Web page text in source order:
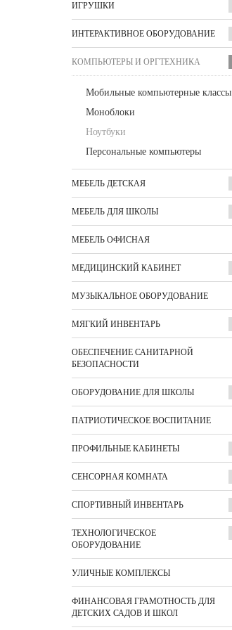
ИГРУШКИ
ИНТЕРАКТИВНОЕ ОБОРУДОВАНИЕ
КОМПЬЮТЕРЫ И ОРГТЕХНИКА
Мобильные компьютерные классы
Моноблоки
Ноутбуки
Персональные компьютеры
МЕБЕЛЬ ДЕТСКАЯ
МЕБЕЛЬ ДЛЯ ШКОЛЫ
МЕБЕЛЬ ОФИСНАЯ
МЕДИЦИНСКИЙ КАБИНЕТ
МУЗЫКАЛЬНОЕ ОБОРУДОВАНИЕ
МЯГКИЙ ИНВЕНТАРЬ
ОБЕСПЕЧЕНИЕ САНИТАРНОЙ
БЕЗОПАСНОСТИ
ОБОРУДОВАНИЕ ДЛЯ ШКОЛЫ
ПАТРИОТИЧЕСКОЕ ВОСПИТАНИЕ
ПРОФИЛЬНЫЕ КАБИНЕТЫ
СЕНСОРНАЯ КОМНАТА
СПОРТИВНЫЙ ИНВЕНТАРЬ
ТЕХНОЛОГИЧЕСКОЕ
ОБОРУДОВАНИЕ
УЛИЧНЫЕ КОМПЛЕКСЫ
ФИНАНСОВАЯ ГРАМОТНОСТЬ ДЛЯ
ДЕТСКИХ САДОВ И ШКОЛ